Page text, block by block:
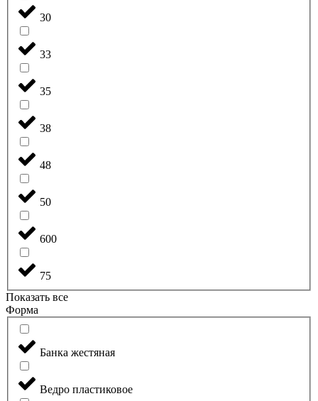
30
33
35
38
48
50
600
75
Показать все
Форма
Банка жестяная
Ведро пластиковое